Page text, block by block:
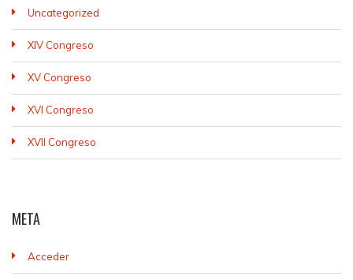
Uncategorized
XIV Congreso
XV Congreso
XVI Congreso
XVII Congreso
META
Acceder